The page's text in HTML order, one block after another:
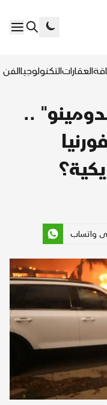
العقاراتالتكنولوجياالفن
..
واتساب